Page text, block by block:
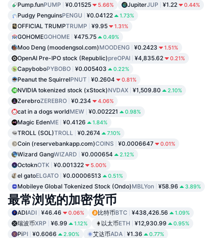
Pump.funPUMP ¥0.01525 5.66% JupiterJUP ¥1.22 0.44%
Pudgy PenguinsPENGU ¥0.04122 1.73%
OFFICIAL TRUMPTRUMP ¥9.95 1.31%
GOHOMEGOHOME ¥475.75 0.49%
Moo Deng (moodengsol.com)MOODENG ¥0.2423 1.51%
OpenAI Pre-IPO stock (Republic)preOPAI ¥4,835.62 0.21%
CapyboboPYBOBO ¥0.005403 0.22%
Peanut the SquirrelPNUT ¥0.2604 0.81%
NVIDIA tokenized stock (xStock)NVDAX ¥1,509.80 2.10%
ZerebroZEREBRO ¥0.234 4.06%
cat in a dogs worldMEW ¥0.002221 0.98%
Magic EdenME ¥0.4126 1.84%
TROLL (SOL)TROLL ¥0.2674 7.10%
Coin (reservebankapp.com)COINS ¥0.0006647 0.01%
Wizard GangWIZARD ¥0.000654 2.12%
OctoknOTK ¥0.001322 5.00%
el gatoELGATO ¥0.00006513 0.51%
Mobileye Global Tokenized Stock (Ondo)MBLYon ¥58.96 3.89%
最常浏览的加密货币
ADIADI ¥46.46 0.06% 比特币BTC ¥438,426.56 1.09%
瑞波币XRP ¥6.99 1.12% 以太币ETH ¥12,930.99 0.95%
PiPI ¥0.6066 2.90% 艾达币ADA ¥1.36 0.77%